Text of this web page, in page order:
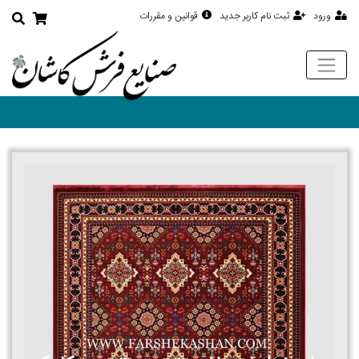
ورود ثبت نام کاربر جدید قوانین و مقررات